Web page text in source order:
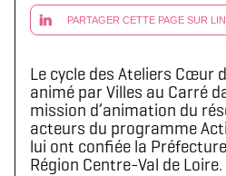
PARTAGER CETTE PAGE SUR
Le cycle des Ateliers Cœur
animé par Villes au Carré
mission d’animation du
acteurs du programme
lui ont confiée la
Région Centre-Val de Loire.